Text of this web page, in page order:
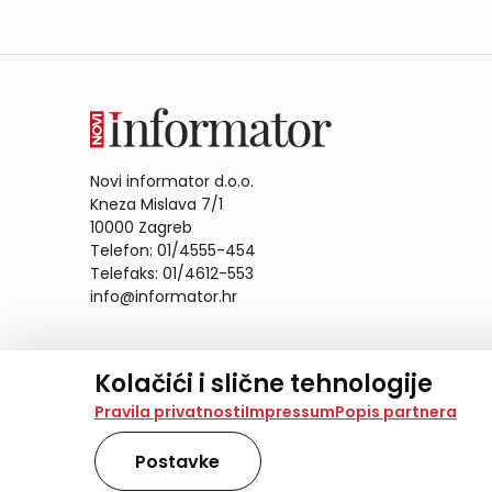
Kolačići i slične tehnologije
Na našoj web stranici koristimo kolačiće i slične
analiziramo promet na stranici te prikazujemo
također koriste ove tehnologije.
Odabirom opcije „Samo nužno“ prihvaćate samo
Pravila privatnostiImpressumPopis partnera
Postavke
Novi informator d.o.o.
Kneza Mislava 7/1
10000 Zagreb
Telefon: 01/4555-454
Telefaks: 01/4612-553
info@informator.hr